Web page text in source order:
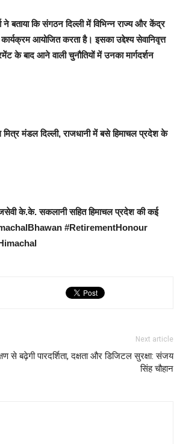
बताया कि संगठन दिल्ली में विभिन्न राज्य और केंद्र
आयोजित करता है। इसका उद्देश्य सेवानिवृत्त
के बाद आने वाली चुनौतियों में उनका मार्गदर्शन
मंडल दिल्ली, राजधानी में बसे हिमाचल प्रदेश के
के.के. सकलानी सहित हिमाचल प्रदेश की कई
#RetirementHonour
Next article
से बढ़ेगी पारदर्शिता, दक्षता और डिजिटल सुरक्षा: संजय
सिंह चौहान